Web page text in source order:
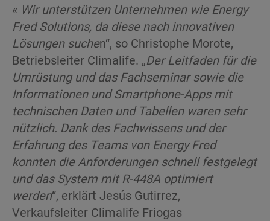
« Wir unterstützen Unternehmen wie Energy
Fred Solutions, da diese nach innovativen
Lösungen suchen“, so Christophe Morote,
Betriebsleiter Climalife. „Der Leitfaden für die
Umrüstung und das Fachseminar sowie die
Informationen und Smartphone-Apps mit
technischen Daten und Tabellen waren sehr
nützlich. Dank des Fachwissens und der
Erfahrung des Teams von Energy Fred
konnten die Anforderungen schnell festgelegt
und das System mit R-448A optimiert
werden“, erklärt Jesús Gutirrez,
Verkaufsleiter Climalife Friogas